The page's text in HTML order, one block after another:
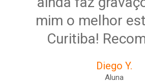
mim o melhor
Curitiba!
Diego Y.
Aluna